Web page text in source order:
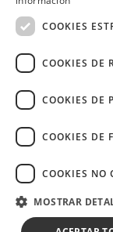
COOKIES
COOKIES DE
COOKIES DE
COOKIES DE
COOKIES NO
MOSTRAR